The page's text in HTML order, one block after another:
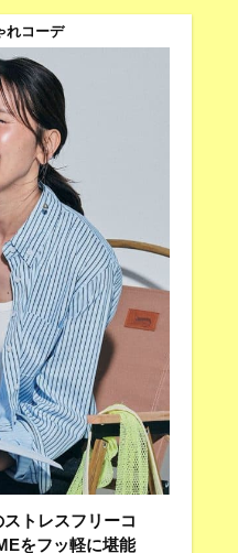
れコーデ
ストレスフリーコ
をフッ軽に堪能